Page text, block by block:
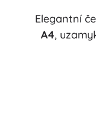
Elegantní
A4,